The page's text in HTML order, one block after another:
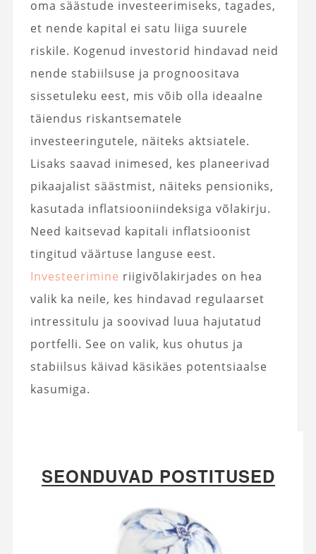
oma säästude investeerimiseks, tagades,
et nende kapital ei satu liiga suurele
riskile. Kogenud investorid hindavad neid
nende stabiilsuse ja prognoositava
sissetuleku eest, mis võib olla ideaalne
täiendus riskantsematele
investeeringutele, näiteks aktsiatele.
Lisaks saavad inimesed, kes planeerivad
pikaajalist säästmist, näiteks pensioniks,
kasutada inflatsiooniindeksiga võlakirju.
Need kaitsevad kapitali inflatsioonist
tingitud väärtuse languse eest.
Investeerimine riigivõlakirjades on hea
valik ka neile, kes hindavad regulaarset
intressitulu ja soovivad luua hajutatud
portfelli. See on valik, kus ohutus ja
stabiilsus käivad käsikäes potentsiaalse
kasumiga.
SEONDUVAD POSTITUSED